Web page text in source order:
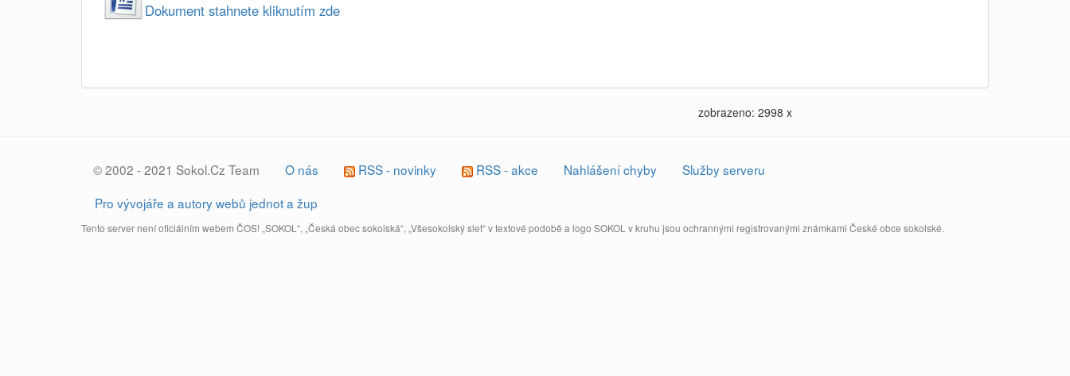
Dokument stahnete kliknutím zde
zobrazeno: 2998 x
© 2002 - 2021 Sokol.Cz Team O nás RSS - novinky RSS - akce Nahlášení chyby
Služby serveru
Pro vývojáře a autory webů jednot a žup
Tento server není oficiálním webem ČOS! „SOKOL“, „Česká obec sokolská“, „Všesokolský slet“ v textové podobě a logo SOKOL v kruhu jsou ochrannými registrovanými známkami České obce sokolské.